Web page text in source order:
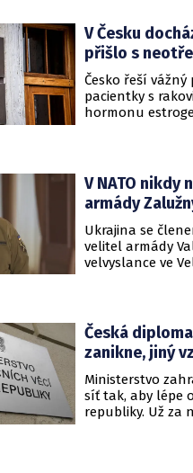
V Česku
přišlo s
Česko řeší
pacientky s
hormonu
V NATO nikdy
armády
Ukrajina se
velitel armády
velvyslance ve
Česká
zanikne, jiný
Ministerstvo
síť tak, aby lépe
republiky. Už za